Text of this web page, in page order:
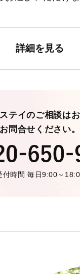
詳細を見る
テイのご相談は
お問合せください。
付時間 毎日9:00～